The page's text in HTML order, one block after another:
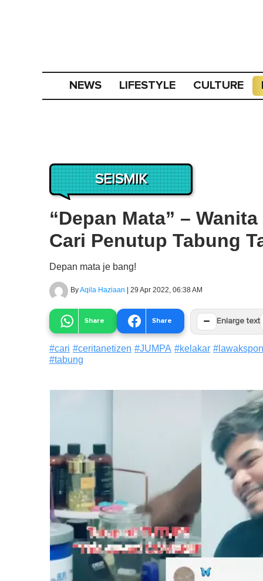
NEWS LIFESTYLE CULTURE
SEISMIK
“Depan Mata” –
Cari Penutup Tabung
Depan mata je bang!
ByAqila Haziaan | 29 Apr 2022, 06:38 AM
Share Share − Enlarge text
#cari #ceritanetizen #JUMPA #kelakar #
#tabung